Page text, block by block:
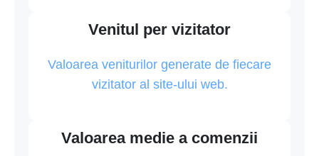
Venitul per vizitator
Valoarea veniturilor generate de fiecare
vizitator al site-ului web.
Valoarea medie a comenzii